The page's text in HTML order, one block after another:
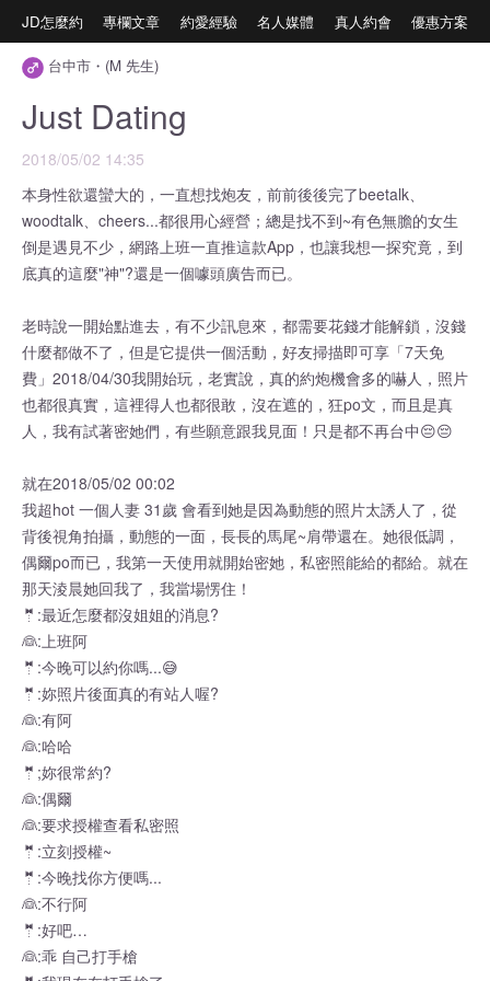
JD怎麼約 專欄文章 約愛經驗 名人媒體 真人約會 優惠方案
台中市・(M 先生)
Just Dating
2018/05/02 14:35
本身性欲還蠻大的，一直想找炮友，前前後後完了beetalk、
woodtalk、cheers...都很用心經營；總是找不到~有色無膽的女生
倒是遇見不少，網路上班一直推這款App，也讓我想一探究竟，到
底真的這麼"神"?還是一個噱頭廣告而已。
老時說一開始點進去，有不少訊息來，都需要花錢才能解鎖，沒錢
什麼都做不了，但是它提供一個活動，好友掃描即可享「7天免
費」2018/04/30我開始玩，老實說，真的約炮機會多的嚇人，照片
也都很真實，這裡得人也都很敢，沒在遮的，狂po文，而且是真
人，我有試著密她們，有些願意跟我見面！只是都不再台中😔😔
就在2018/05/02 00:02
我超hot 一個人妻 31歲 會看到她是因為動態的照片太誘人了，從
背後視角拍攝，動態的一面，長長的馬尾~肩帶還在。她很低調，
偶爾po而已，我第一天使用就開始密她，私密照能給的都給。就在
那天淩晨她回我了，我當場愣住！
🤵:最近怎麼都沒姐姐的消息?
👰:上班阿
🤵:今晚可以約你嗎...😅
🤵:妳照片後面真的有站人喔?
👰:有阿
👰:哈哈
🤵;妳很常約?
👰:偶爾
👰:要求授權查看私密照
🤵:立刻授權~
🤵:今晚找你方便嗎...
👰:不行阿
🤵:好吧…
👰:乖 自己打手槍